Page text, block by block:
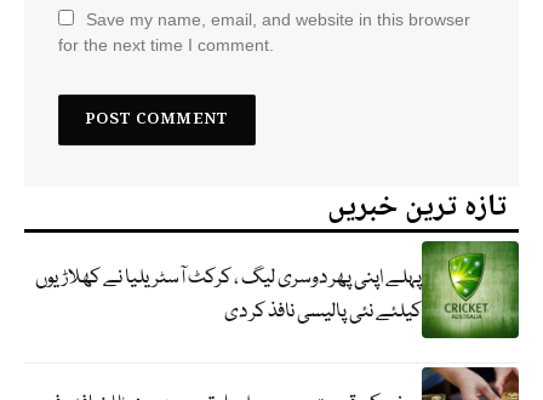
Save my name, email, and website in this browser
for the next time I comment.
تازہ ترین خبریں
پہلے اپنی پھر دوسری لیگ ، کرکٹ آسٹریلیا نے کھلاڑیوں
کیلئے نئی پالیسی نافذ کر دی